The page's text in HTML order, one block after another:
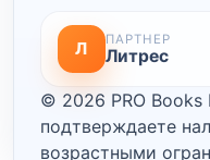
Л ПАРТНЕР
Литрес
© 2026 PRO Books
подтверждаете
возрастными